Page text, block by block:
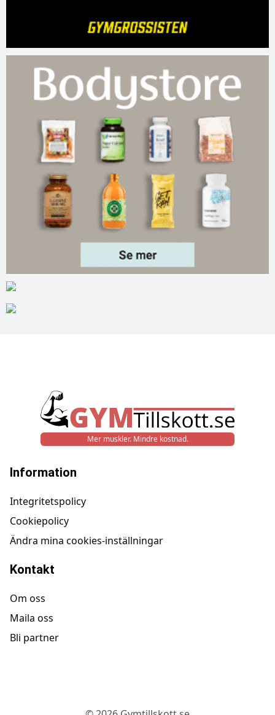
Mer muskler. Mindre kostnad.
Information
Integritetspolicy
Cookiepolicy
Ändra mina cookies-inställningar
Kontakt
Om oss
Maila oss
Bli partner